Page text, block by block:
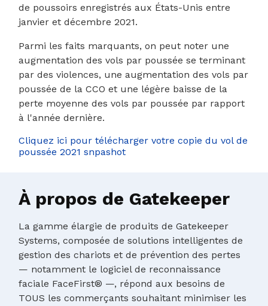
de poussoirs enregistrés aux États-Unis entre
janvier et décembre 2021.
Parmi les faits marquants, on peut noter une
augmentation des vols par poussée se terminant
par des violences, une augmentation des vols par
poussée de la CCO et une légère baisse de la
perte moyenne des vols par poussée par rapport
à l'année dernière.
Cliquez ici pour télécharger votre copie du vol de
poussée 2021 snpashot
À propos de Gatekeeper
La gamme élargie de produits de Gatekeeper
Systems, composée de solutions intelligentes de
gestion des chariots et de prévention des pertes
— notamment le logiciel de reconnaissance
faciale FaceFirst® —, répond aux besoins de
TOUS les commerçants souhaitant minimiser les